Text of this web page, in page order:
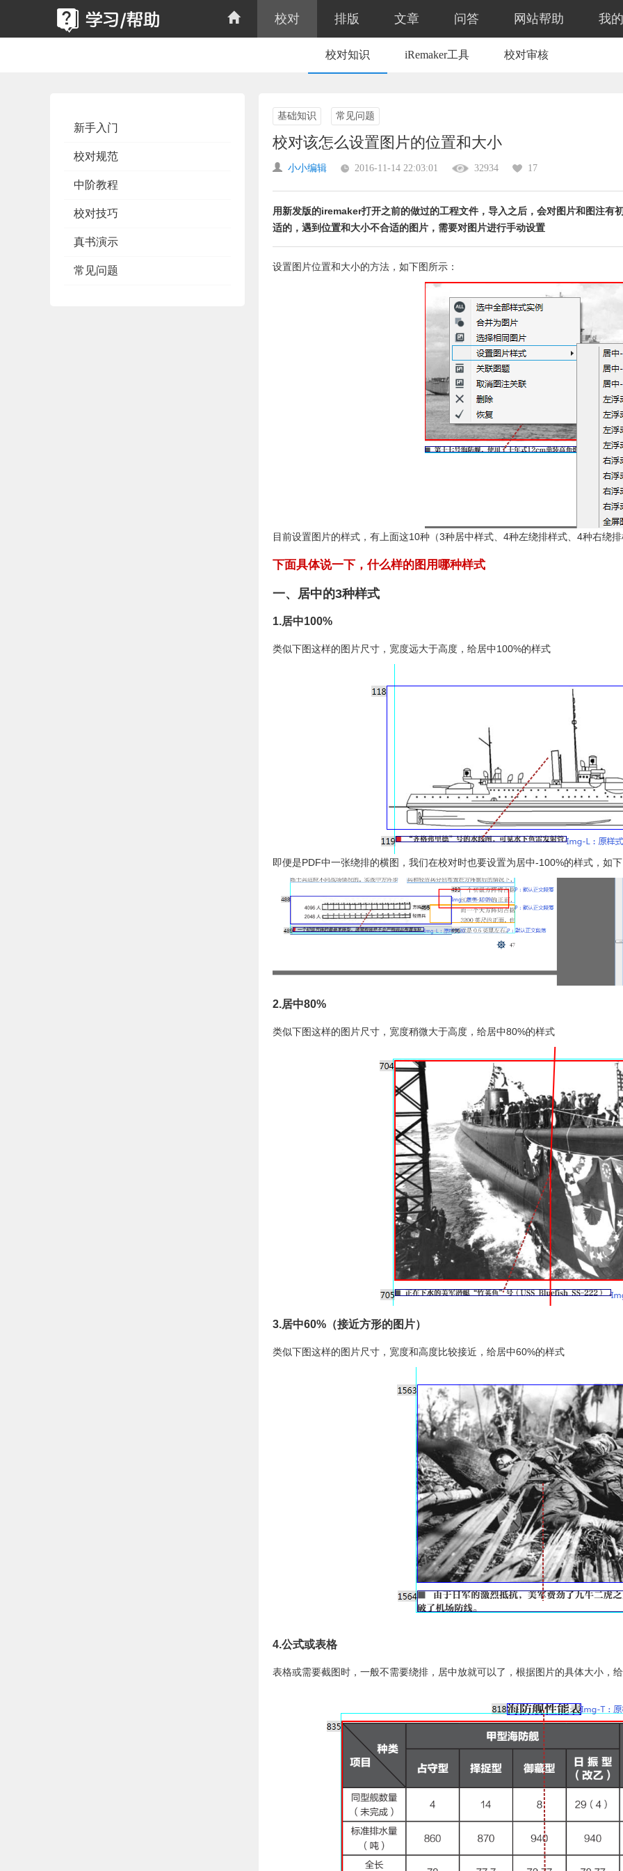
校对 排版 文章 问答 网站帮助 我
校对知识 iRemaker工具 校对审核
新手入门
校对规范
中阶教程
校对技巧
真书演示
常见问题
基础知识 常见问题
校对该怎么设置图片的位置和大小
小小编辑 2016-11-14 22:03:01 32934 17
用新发版的iremaker打开之前的做过的工程文件，导入之后，会对图片和图注有
适的，遇到位置和大小不合适的图片，需要对图片进行手动设置
设置图片位置和大小的方法，如下图所示：
目前设置图片的样式，有上面这10种（3种居中样式、4种左绕排样式、4种右绕
下面具体说一下，什么样的图用哪种样式
一、居中的3种样式
1.居中100%
类似下图这样的图片尺寸，宽度远大于高度，给居中100%的样式
即便是PDF中一张绕排的横图，我们在校对时也要设置为居中-100%的样式，如
2.居中80%
类似下图这样的图片尺寸，宽度稍微大于高度，给居中80%的样式
3.居中60%（接近方形的图片）
类似下图这样的图片尺寸，宽度和高度比较接近，给居中60%的样式
4.公式或表格
表格或需要截图时，一般不需要绕排，居中放就可以了，根据图片的具体大小，